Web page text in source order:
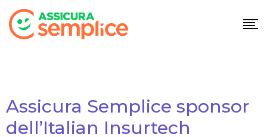
Assicura Semplice sponsor
dell’Italian Insurtech